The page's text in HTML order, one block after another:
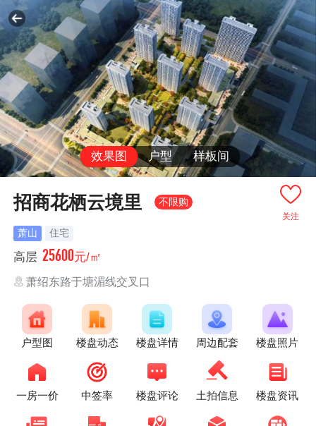
效果图 户型 样板间
关注
招商花栖云境里 不限购
萧山 住宅
高层 25600元/㎡
萧绍东路于塘湄线交叉口
户型图 楼盘动态 楼盘详情 周边配套 楼盘照片
一房一价 中签率 楼盘评论 土拍信息 楼盘资讯